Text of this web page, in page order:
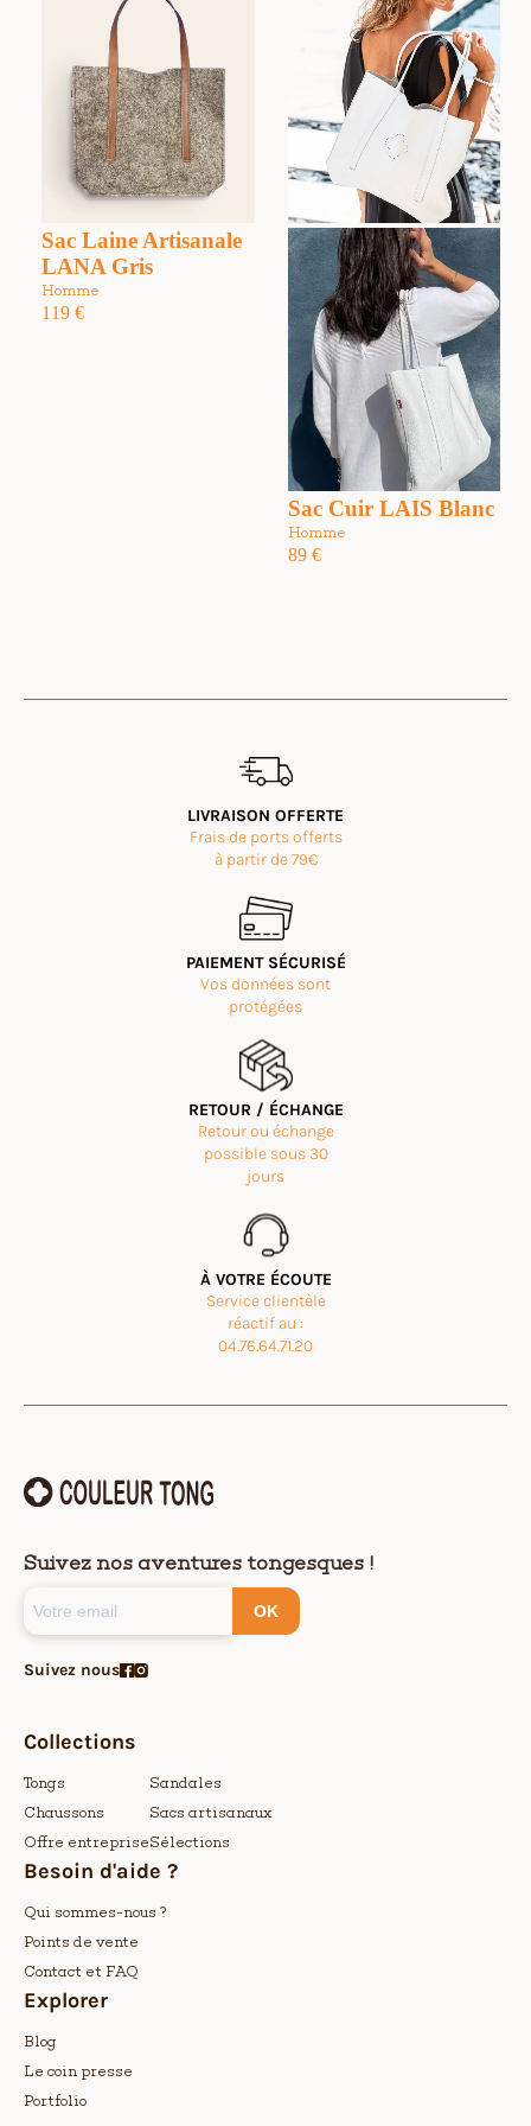
Sac Laine Artisanale
LANA Gris
Homme
119 €
Sac Cuir LAIS Blanc
Homme
89 €
LIVRAISON OFFERTE
Frais de ports offerts
à partir de 79€
PAIEMENT SÉCURISÉ
Vos données sont
protégées
RETOUR / ÉCHANGE
Retour ou échange
possible sous 30
jours
À VOTRE ÉCOUTE
Service clientèle
réactif au :
04.76.64.71.20
Suivez nos aventures tongesques !
OK
Suivez nous
Collections
Tongs
Chaussons
Offre entreprise
Sandales
Sacs artisanaux
Sélections
Besoin d'aide ?
Qui sommes-nous ?
Points de vente
Contact et FAQ
Explorer
Blog
Le coin presse
Portfolio